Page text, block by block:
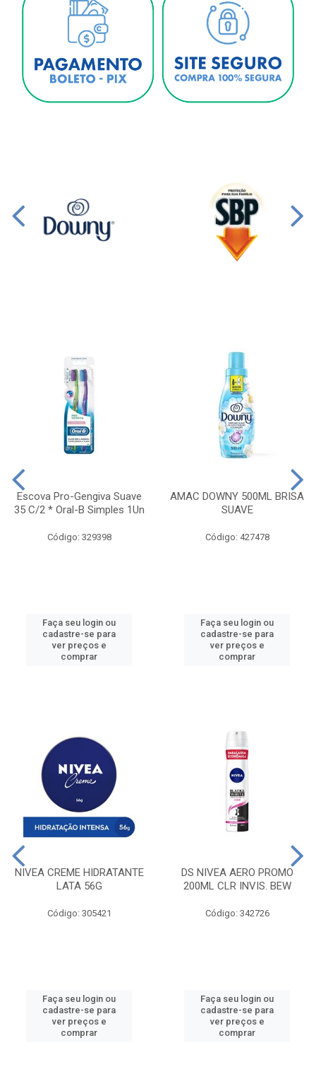
Escova Pro-Gengiva Suave
35 C/2 * Oral-B Simples 1Un
Código: 329398
Faça seu login ou
cadastre-se para
ver preços e
comprar
AMAC DOWNY 500ML BRISA
SUAVE
Código: 427478
Faça seu login ou
cadastre-se para
ver preços e
comprar
NIVEA CREME HIDRATANTE
LATA 56G
Código: 305421
Faça seu login ou
cadastre-se para
ver preços e
comprar
DS NIVEA AERO PROMO
200ML CLR INVIS. BEW
Código: 342726
Faça seu login ou
cadastre-se para
ver preços e
comprar